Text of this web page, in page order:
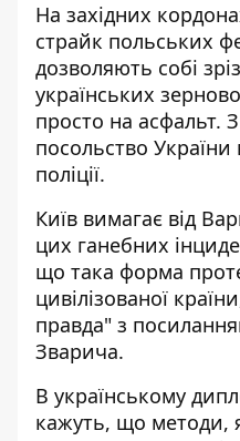
На західних
страйк польських
дозволяють собі
українських
просто на асфальт.
посольство
поліції.
Київ вимагає від
цих ганебних
що така форма
цивілізованої країни
правда" з
Зварича.
В українському
кажуть, що методи,